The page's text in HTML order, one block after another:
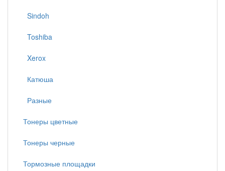
Sindoh
Toshiba
Xerox
Катюша
Разные
Тонеры цветные
Тонеры черные
Тормозные площадки